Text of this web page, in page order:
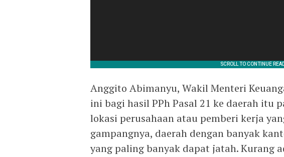
Anggito Abimanyu, Wakil Menteri
ini bagi hasil PPh Pasal 21 ke daerah itu
lokasi perusahaan atau pemberi kerja
gampangnya, daerah dengan banyak
yang paling banyak dapat jatah. Kurang